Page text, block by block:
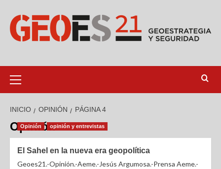
INICIO OPINIÓN PÁGINA 4
Opinión
Opinión opinión y entrevistas
El Sahel en la nueva era geopolítica
Geoes21.-Opinión.-Aeme.-Jesús Argumosa.-Prensa Aeme.-